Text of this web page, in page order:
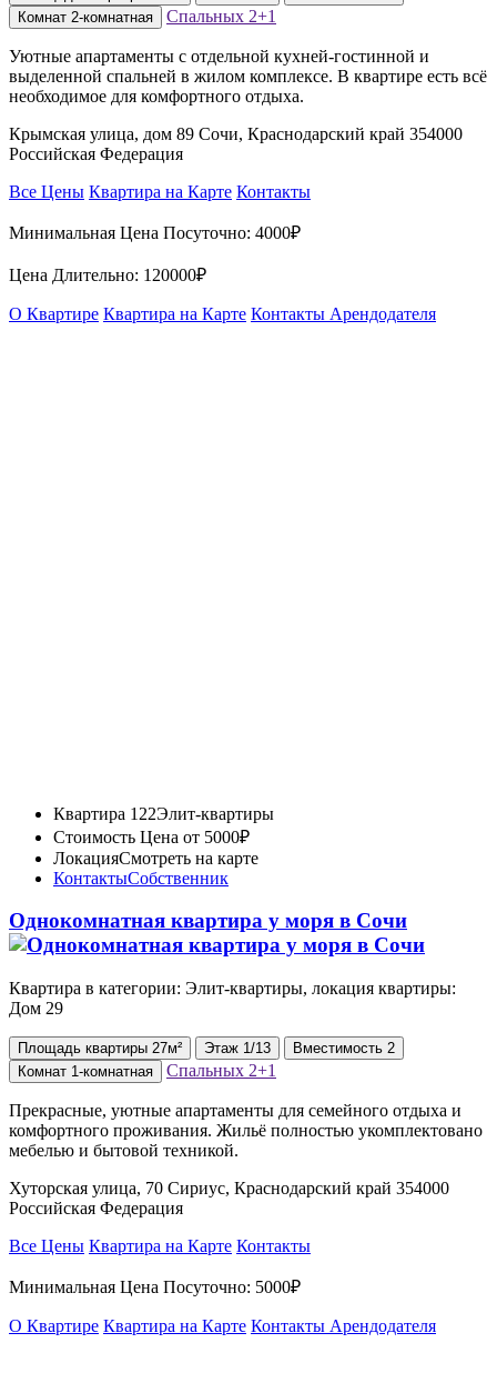
Комнат 2-комнатная Спальных 2+1
Уютные апартаменты с отдельной кухней-гостинной и
выделенной спальней в жилом комплексе. В квартире есть всё
необходимое для комфортного отдыха.
Крымская улица, дом 89 Сочи, Краснодарский край 354000
Российская Федерация
Все Цены Квартира на Карте Контакты
Минимальная Цена Посуточно: 4000₽
Цена Длительно: 120000₽
О Квартире Квартира на Карте Контакты Арендодателя
Квартира 122Элит-квартиры
Стоимость Цена от 5000₽
ЛокацияСмотреть на карте
КонтактыСобственник
Однокомнатная квартира у моря в Сочи
Квартира в категории: Элит-квартиры, локация квартиры:
Дом 29
Площадь квартиры 27м² Этаж 1/13 Вместимость 2
Комнат 1-комнатная Спальных 2+1
Прекрасные, уютные апартаменты для семейного отдыха и
комфортного проживания. Жильё полностью укомплектовано
мебелью и бытовой техникой.
Хуторская улица, 70 Сириус, Краснодарский край 354000
Российская Федерация
Все Цены Квартира на Карте Контакты
Минимальная Цена Посуточно: 5000₽
О Квартире Квартира на Карте Контакты Арендодателя